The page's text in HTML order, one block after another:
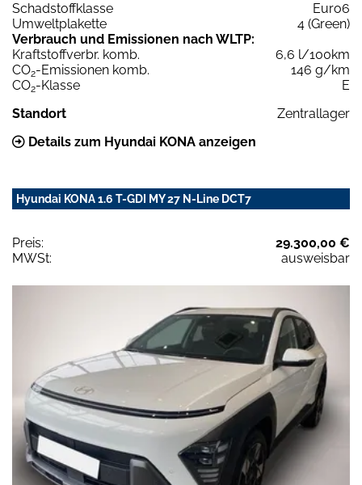
Schadstoffklasse
Euro6
Umweltplakette
4 (Green)
Verbrauch und Emissionen nach WLTP:
Kraftstoffverbr. komb.
6,6 l/100km
CO2-Emissionen komb.
146 g/km
CO2-Klasse
E
Standort
Zentrallager
Details zum Hyundai KONA anzeigen
Hyundai KONA 1.6 T-GDI MY 27 N-Line DCT7
Preis:
29.300,00 €
MWSt:
ausweisbar